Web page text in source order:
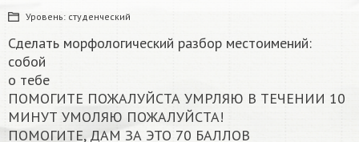
Уровень: студенческий
Сделать морфологический разбор местоимений:
собой
о тебе
ПОМОГИТЕ ПОЖАЛУЙСТА УМРЛЯЮ В ТЕЧЕНИИ 10
МИНУТ УМОЛЯЮ ПОЖАЛУЙСТА!
ПОМОГИТЕ, ДАМ ЗА ЭТО 70 БАЛЛОВ​